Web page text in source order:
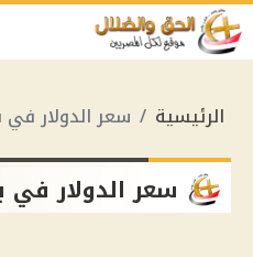
الرئيسية سعر الدولار في
سعر الدولار في